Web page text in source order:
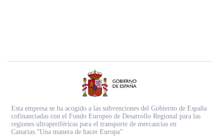
Esta empresa se ha acogido a las subvenciones del Gobierno de España
cofinanciadas con el Fondo Europeo de Desarrollo Regional para las
regiones ultraperiféricas para el transporte de mercancías en
Canarias.”Una manera de hacer Europa”